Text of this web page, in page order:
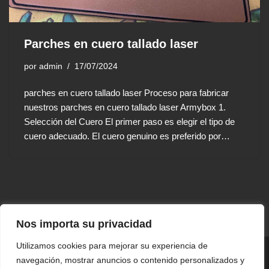
Nos importa su privacidad
Utilizamos cookies para mejorar su experiencia de
navegación, mostrar anuncios o contenido personalizados y
Parches en cuero tallado laser
por admin 17/07/2024
parches en cuero tallado laser Proceso para fabricar
nuestros parches en cuero tallado laser Armybox 1.
Selección del Cuero El primer paso es elegir el tipo de
cuero adecuado. El cuero genuino es preferido por…
© 2026 Parches Personalizados. Todos los derechos
reservados.